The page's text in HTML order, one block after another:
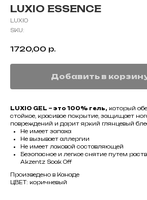
LUXIO ESSENCE
LUXIO
SKU:
1720,00 р.
Добавить в
LUXIO GEL – это 100% гель, который
стойкое, красивое покрытие, защищает
повреждений и дарит яркий глянцевый
Не имеет запаха
Не вызывает аллергии
Не имеет лаковой составляющей
Безопасное и легкое снятие путем
Akzentz Soak Off
Произведено в Канаде
ЦВЕТ: коричневый